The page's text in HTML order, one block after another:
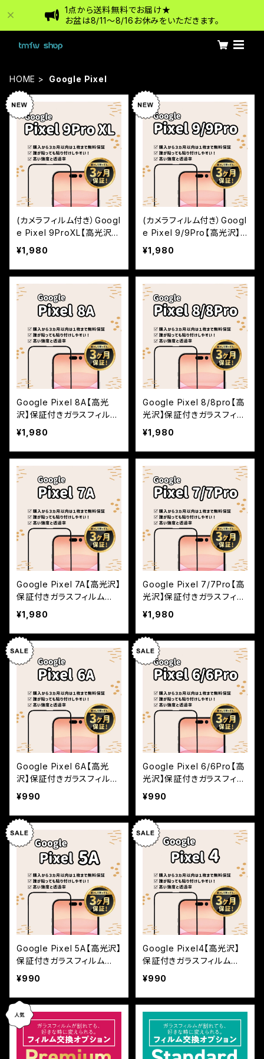
1点から送料無料でお届け★
お盆は8/11〜8/16お休みをいただきます。
HOME Google Pixel
(カメラフィルム付き）Googl
e Pixel 9ProXL【高光沢】
保証付きガラスフィルム
『鎧』全面フルカバー
¥1,980
(カメラフィルム付き）Googl
e Pixel 9/9Pro【高光沢】
保証付きガラスフィルム
『鎧』全面フルカバー
¥1,980
Google Pixel 8A【高光
沢】保証付きガラスフィルム
『鎧』全面フルカバー
¥1,980
Google Pixel 8/8pro【高
光沢】保証付きガラスフィル
ム『鎧』全面フルカバー
¥1,980
Google Pixel 7A【高光沢】
保証付きガラスフィルム
『鎧』全面フルカバー
¥1,980
Google Pixel 7/7Pro【高
光沢】保証付きガラスフィル
ム『鎧』全面フルカバー
¥1,980
Google Pixel 6A【高光
沢】保証付きガラスフィルム
『鎧』全面フルカバー
¥990
Google Pixel 6/6Pro【高
光沢】保証付きガラスフィル
ム『鎧』全面フルカバー
¥990
Google Pixel 5A【高光沢】
保証付きガラスフィルム
『鎧』全面フルカバー
¥990
Google Pixel4【高光沢】
保証付きガラスフィルム
『鎧』全面フルカバー
¥990